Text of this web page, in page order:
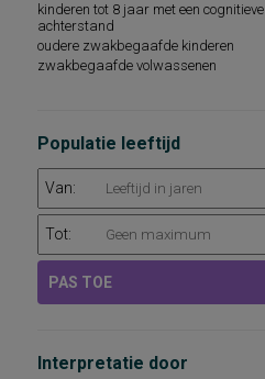
kinderen tot 8 jaar met een cognitieve
achterstand
oudere zwakbegaafde kinderen
zwakbegaafde volwassenen
Populatie leeftijd
Van:
Tot:
PAS TOE
Interpretatie door